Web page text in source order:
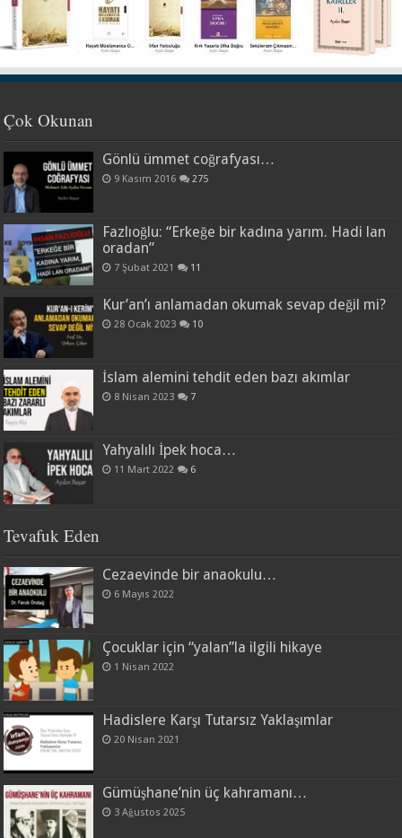
Çok Okunan
Gönlü ümmet coğrafyası…
9 Kasım 2016 275
Fazlıoğlu: “Erkeğe bir kadına yarım. Hadi lan
oradan”
7 Şubat 2021 11
Kur’an’ı anlamadan okumak sevap değil mi?
28 Ocak 2023 10
İslam alemini tehdit eden bazı akımlar
8 Nisan 2023 7
Yahyalılı İpek hoca…
11 Mart 2022 6
Tevafuk Eden
Cezaevinde bir anaokulu…
6 Mayıs 2022
Çocuklar için “yalan”la ilgili hikaye
1 Nisan 2022
Hadislere Karşı Tutarsız Yaklaşımlar
20 Nisan 2021
Gümüşhane’nin üç kahramanı…
3 Ağustos 2025